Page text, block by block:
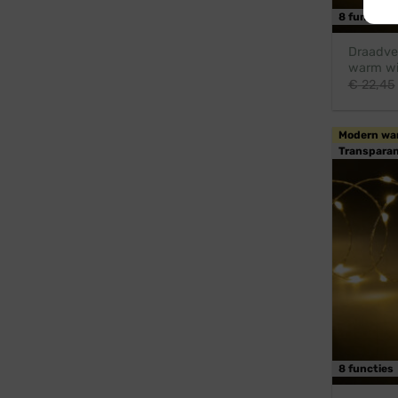
8 functies
warm
€22,45
Modern
8 functies